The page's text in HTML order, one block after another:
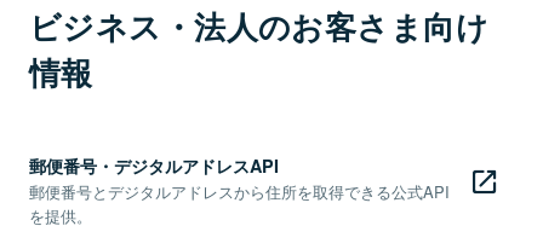
ビジネス・法人のお客さま向け
情報
郵便番号・デジタルアドレスAPI
郵便番号とデジタルアドレスから住所を取得できる公式API
を提供。